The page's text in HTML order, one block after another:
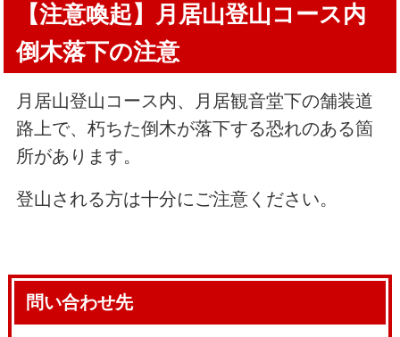
【注意喚起】月居山登山コース内
倒木落下の注意
月居山登山コース内、月居観音堂下の舗装道
路上で、朽ちた倒木が落下する恐れのある箇
所があります。
登山される方は十分にご注意ください。
問い合わせ先